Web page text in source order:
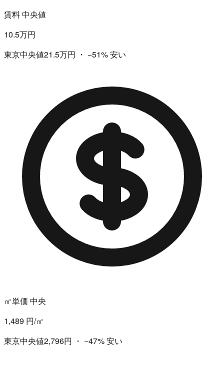
賃料 中央値
10.5万円
東京中央値21.5万円 ・ −51%安い
㎡単価 中央
1,489 円/㎡
東京中央値2,796円 ・ −47%安い